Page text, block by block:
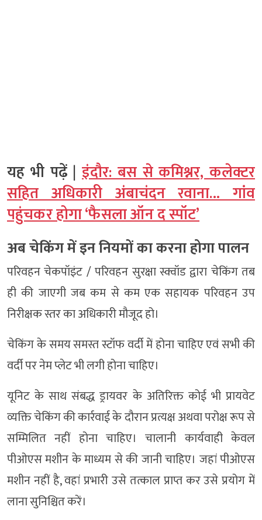
यह भी पढ़ें | इंदौर: बस से कमिश्नर, कलेक्टर
सहित अधिकारी अंबाचंदन रवाना… गांव
पहुंचकर होगा ‘फैसला ऑन द स्पॉट’
अब चेकिंग में इन नियमों का करना होगा पालन
परिवहन चेकपॉइंट / परिवहन सुरक्षा स्क्वॉड द्वारा चेकिंग तब
ही की जाएगी जब कम से कम एक सहायक परिवहन उप
निरीक्षक स्तर का अधिकारी मौजूद हो।
चेकिंग के समय समस्त स्टॉफ वर्दी में होना चाहिए एवं सभी की
वर्दी पर नेम प्लेट भी लगी होना चाहिए।
यूनिट के साथ संबद्ध ड्रायवर के अतिरिक्त कोई भी प्रायवेट
व्यक्ति चेकिंग की कार्रवाई के दौरान प्रत्यक्ष अथवा परोक्ष रूप से
सम्मिलित नहीं होना चाहिए। चालानी कार्यवाही केवल
पीओएस मशीन के माध्यम से की जानी चाहिए। जहां पीओएस
मशीन नहीं है, वहां प्रभारी उसे तत्काल प्राप्त कर उसे प्रयोग में
लाना सुनिश्चित करें।